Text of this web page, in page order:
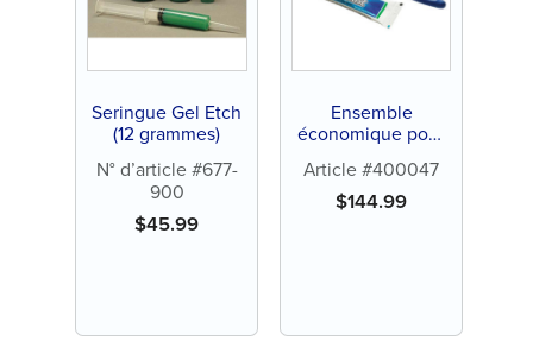
Seringue Gel Etch
(12 grammes)
N° d’article #677-
900
$45.99
Ensemble
économique pour
s (144 ct)
Article #400047
$144.99